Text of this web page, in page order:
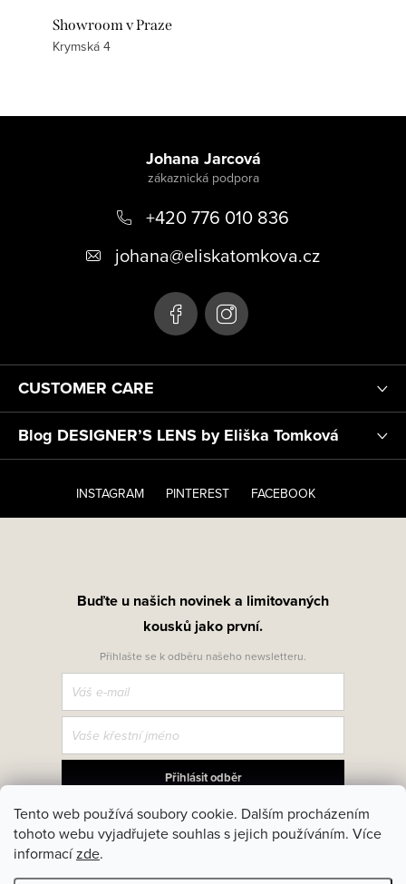
Tento web používá soubory cookie. Dalším procházením
tohoto webu vyjadřujete souhlas s jejich používáním. Více
informacízde.
Showroom v Praze
Krymská 4
CUSTOMER CARE
Blog DESIGNER’S LENS by Eliška Tomková
Johana Jarcová
+420 776 010 836
johana@eliskatomkova.cz
INSTAGRAM PINTEREST FACEBOOK
Buďte u našich novinek a limitovaných
kousků jako první.
Přihlašte se k odběru našeho newsletteru.
Přihlásit odběr
Přihlášením souhlasíte se zasíláním obchodních sdělení a se
zpracováním osobních údajů. Z odběru se můžete kdykoliv odhlásit.